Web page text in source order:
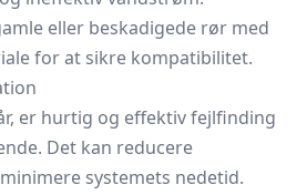
eller beskadigede rør med
for at sikre kompatibilitet.
er hurtig og effektiv fejlfinding
Det kan reducere
systemets nedetid.